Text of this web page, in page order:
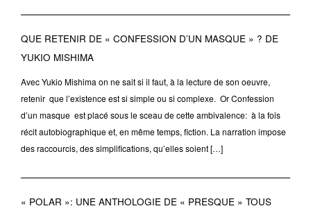
QUE RETENIR DE « CONFESSION D’UN MASQUE » ? DE
YUKIO MISHIMA
Avec Yukio Mishima on ne sait si il faut, à la lecture de son oeuvre,
retenir que l’existence est si simple ou si complexe. Or Confession
d’un masque est placé sous le sceau de cette ambivalence: à la fois
récit autobiographique et, en même temps, fiction. La narration impose
des raccourcis, des simplifications, qu’elles soient […]
« POLAR »: UNE ANTHOLOGIE DE « PRESQUE » TOUS